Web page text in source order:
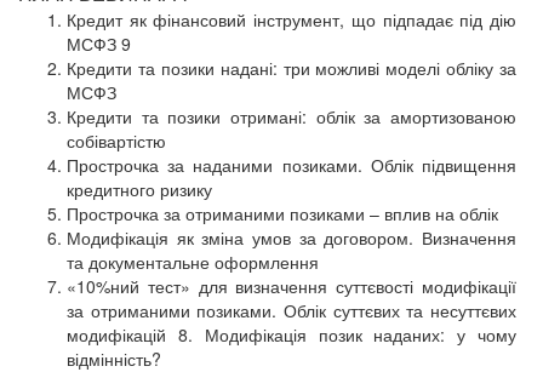
Кредит як фінансовий інструмент, що підпадає під дію
МСФЗ 9
Кредити та позики надані: три можливі моделі обліку за
МСФЗ
Кредити та позики отримані: облік за амортизованою
собівартістю
Прострочка за наданими позиками. Облік підвищення
кредитного ризику
Прострочка за отриманими позиками – вплив на облік
Модифікація як зміна умов за договором. Визначення
та документальне оформлення
«10%ний тест» для визначення суттєвості модифікації
за отриманими позиками. Облік суттєвих та несуттєвих
модифікацій 8. Модифікація позик наданих: у чому
відмінність?